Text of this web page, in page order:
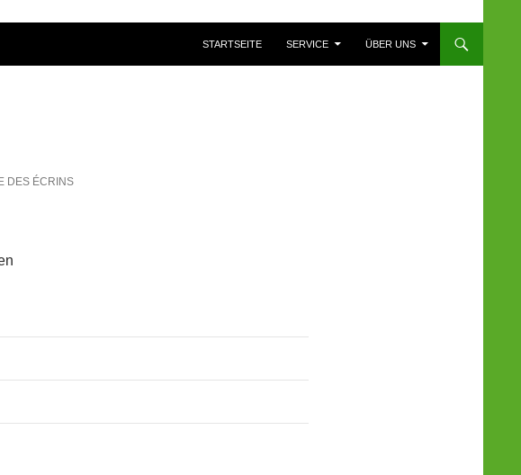
STARTSEITE
SERVICE ÜBER UNS
DES ÉCRINS